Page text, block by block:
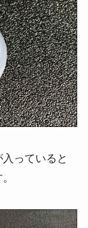
っていると